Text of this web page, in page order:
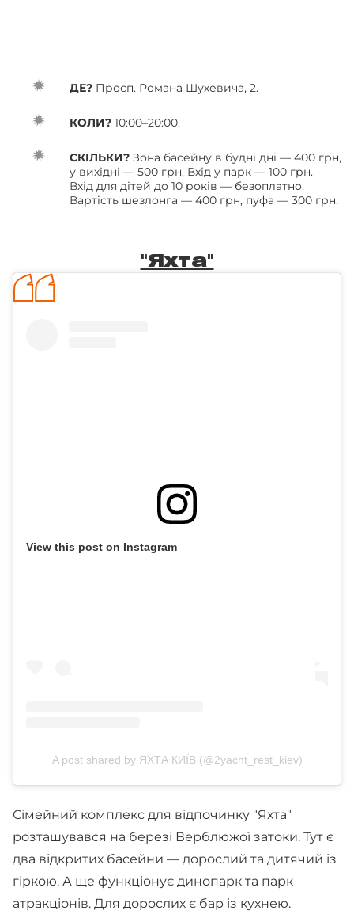
ДЕ? Просп. Романа Шухевича, 2.
КОЛИ? 10:00–20:00.
СКІЛЬКИ? Зона басейну в будні дні — 400 грн,
у вихідні — 500 грн. Вхід у парк — 100 грн.
Вхід для дітей до 10 років — безоплатно.
Вартість шезлонга — 400 грн, пуфа — 300 грн.
"Яхта"
View this post on Instagram
A post shared by ЯХТА КИЇВ (@2yacht_rest_kiev)
Сімейний комплекс для відпочинку "Яхта"
розташувався на березі Верблюжої затоки. Тут є
два відкритих басейни — дорослий та дитячий із
гіркою. А ще функціонує динопарк та парк
атракціонів. Для дорослих є бар із кухнею.